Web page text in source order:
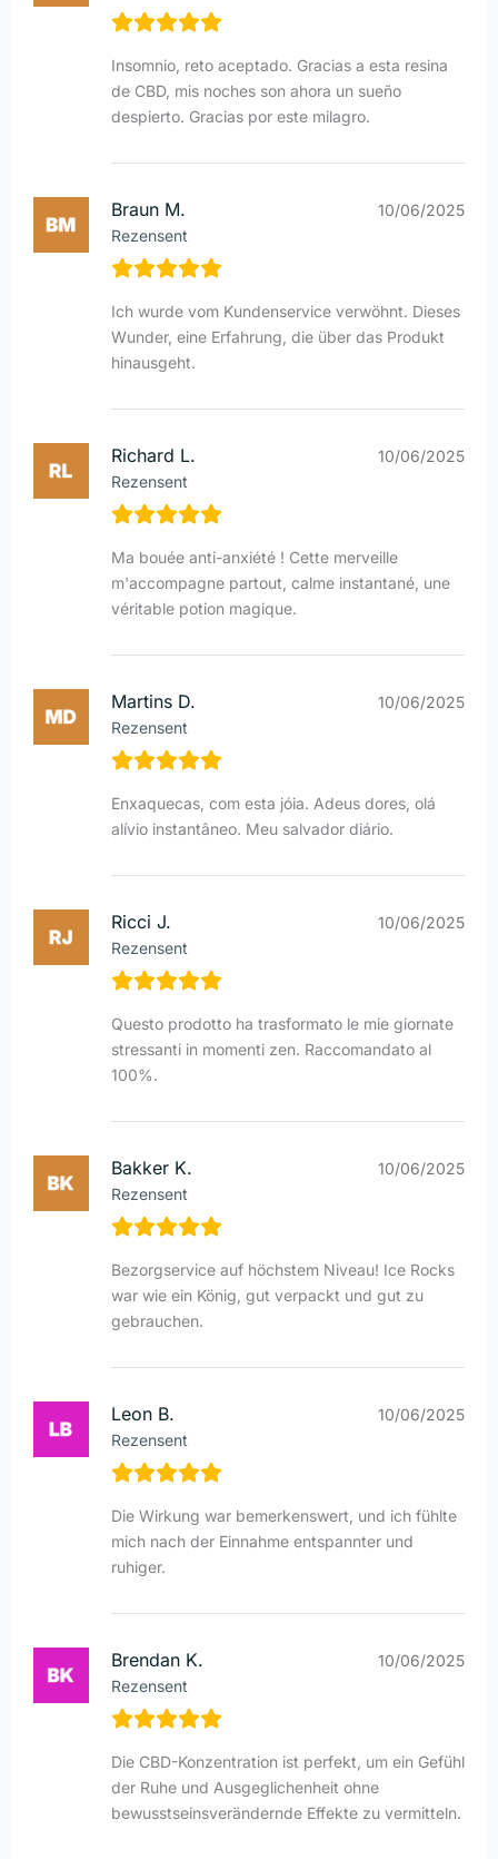
Insomnio, reto aceptado. Gracias a esta resina
de CBD, mis noches son ahora un sueño
despierto. Gracias por este milagro.
Braun M.
Rezensent
10/06/2025
Ich wurde vom Kundenservice verwöhnt. Dieses
Wunder, eine Erfahrung, die über das Produkt
hinausgeht.
Richard L.
Rezensent
10/06/2025
Ma bouée anti-anxiété ! Cette merveille
m'accompagne partout, calme instantané, une
véritable potion magique.
Martins D.
Rezensent
10/06/2025
Enxaquecas, com esta jóia. Adeus dores, olá
alívio instantâneo. Meu salvador diário.
Ricci J.
Rezensent
10/06/2025
Questo prodotto ha trasformato le mie giornate
stressanti in momenti zen. Raccomandato al
100%.
Bakker K.
Rezensent
10/06/2025
Bezorgservice auf höchstem Niveau! Ice Rocks
war wie ein König, gut verpackt und gut zu
gebrauchen.
Leon B.
Rezensent
10/06/2025
Die Wirkung war bemerkenswert, und ich fühlte
mich nach der Einnahme entspannter und
ruhiger.
Brendan K.
Rezensent
10/06/2025
Die CBD-Konzentration ist perfekt, um ein Gefühl
der Ruhe und Ausgeglichenheit ohne
bewusstseinsverändernde Effekte zu vermitteln.